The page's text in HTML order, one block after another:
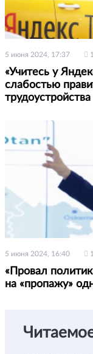
5 июня 2024, 17:37
«Учитесь у
слабостью
трудоустройства
5 июня 2024, 16:40
«Провал
на «пропажу»